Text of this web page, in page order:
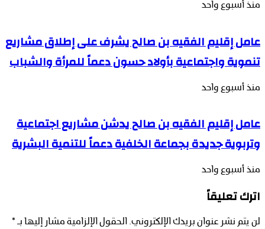
منذ أسبوع واحد
عامل إقليم الفقيه بن صالح يشرف على إطلاق مشاريع
تنموية واجتماعية بأولاد حسون دعماً للمرأة والشباب
منذ أسبوع واحد
عامل إقليم الفقيه بن صالح يدشن مشاريع اجتماعية
وتربوية جديدة بجماعة الخلفية دعماً للتنمية البشرية
منذ أسبوع واحد
اترك تعليقاً
لن يتم نشر عنوان بريدك الإلكتروني. الحقول الإلزامية مشار إليها بـ *